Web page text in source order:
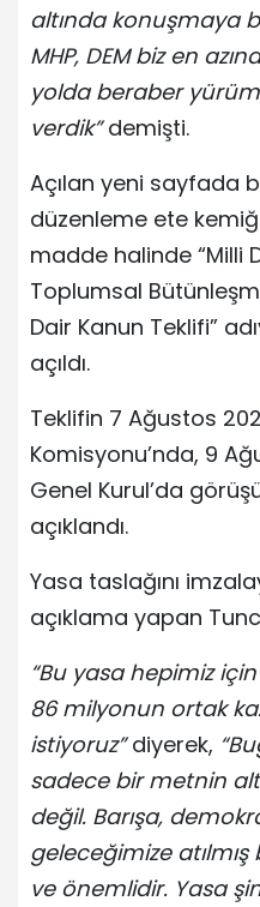
altında konuşmaya
MHP, DEM biz en
yolda beraber
verdik”demişti.
Açılan yeni sayfada
düzenleme ete
madde halinde “Milli
Toplumsal
Dair Kanun Teklifi”
açıldı.
Teklifin 7 Ağustos
Komisyonu’nda, 9
Genel Kurul’da
açıklandı.
Yasa taslağını
açıklama yapan
“Bu yasa hepimiz
86 milyonun ortak
istiyoruz”diyerek,
sadece bir metnin
değil. Barışa,
geleceğimize
ve önemlidir. Yasa